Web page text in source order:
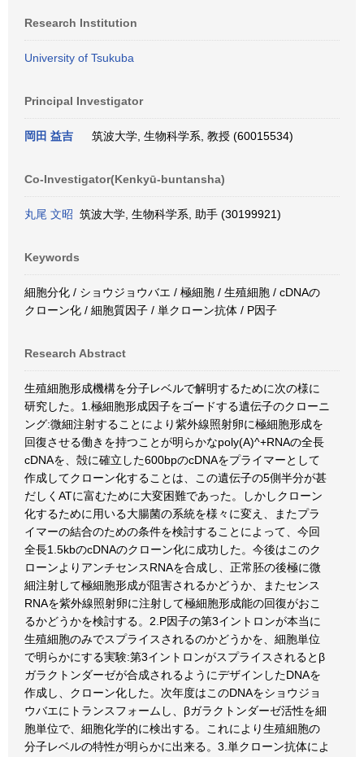
Research Institution
University of Tsukuba
Principal Investigator
岡田 益吉 筑波大学, 生物科学系, 教授 (60015534)
Co-Investigator(Kenkyū-buntansha)
丸尾 文昭 筑波大学, 生物科学系, 助手 (30199921)
Keywords
細胞分化 / ショウジョウバエ / 極細胞 / 生殖細胞 / cDNAの
クローン化 / 細胞質因子 / 単クローン抗体 / P因子
Research Abstract
生殖細胞形成機構を分子レベルで解明するために次の様に
研究した。1.極細胞形成因子をゴードする遺伝子のクローニ
ング:微細注射することにより紫外線照射卵に極細胞形成を
回復させる働きを持つことが明らかなpoly(A)^+RNAの全長
cDNAを、殻に確立した600bpのcDNAをプライマーとして
作成してクローン化することは、この遺伝子の5側半分が甚
だしくATに富むために大変困難であった。しかしクローン
化するために用いる大腸菌の系統を様々に変え、またプラ
イマーの結合のための条件を検討することによって、今回
全長1.5kbのcDNAのクローン化に成功した。今後はこのク
ローンよりアンチセンスRNAを合成し、正常胚の後極に微
細注射して極細胞形成が阻害されるかどうか、またセンス
RNAを紫外線照射卵に注射して極細胞形成能の回復がおこ
るかどうかを検討する。2.P因子の第3イントロンが本当に
生殖細胞のみでスプライスされるのかどうかを、細胞単位
で明らかにする実験:第3イントロンがスプライスされるとβ
ガラクトンダーゼが合成されるようにデザインしたDNAを
作成し、クローン化した。次年度はこのDNAをショウジョ
ウバエにトランスフォームし、βガラクトンダーゼ活性を細
胞単位で、細胞化学的に検出する。これにより生殖細胞の
分子レベルの特性が明らかに出来る。3.単クローン抗体によ